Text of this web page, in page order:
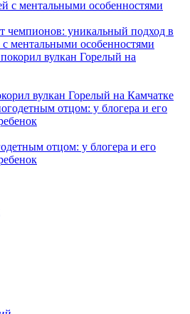
чемпионов: уникальный подход в
с ментальными особенностями
вулкан Горелый на Камчатке
отцом: у блогера и его